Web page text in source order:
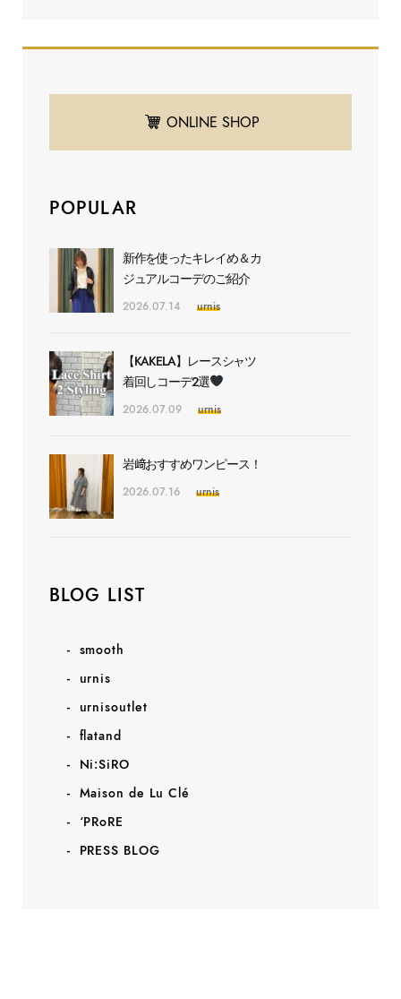
ONLINE SHOP
POPULAR
新作を使ったキレイめ＆カ
ジュアルコーデのご紹介
2026.07.14 urnis
【KAKELA】レースシャツ
着回しコーデ2選
2026.07.09 urnis
岩﨑おすすめワンピース！
2026.07.16 urnis
BLOG LIST
smooth
urnis
urnisoutlet
flatand
Ni:SiRO
Maison de Lu Clé
‘PRoRE
PRESS BLOG